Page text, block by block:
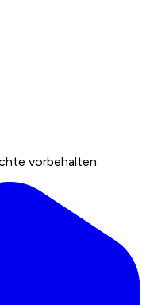
vorbehalten.